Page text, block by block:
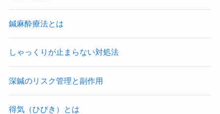
鍼麻酔療法とは
しゃっくりが止まらない対処法
深鍼のリスク管理と副作用
得気（ひびき）とは